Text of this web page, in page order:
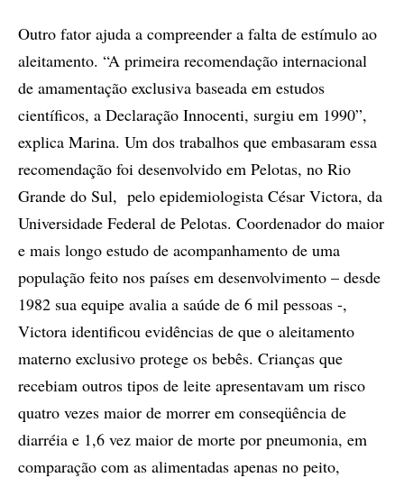
Outro fator ajuda a compreender a falta de estímulo ao
aleitamento. “A primeira recomendação internacional
de amamentação exclusiva baseada em estudos
científicos, a Declaração Innocenti, surgiu em 1990”,
explica Marina. Um dos trabalhos que embasaram essa
recomendação foi desenvolvido em Pelotas, no Rio
Grande do Sul, pelo epidemiologista César Victora, da
Universidade Federal de Pelotas. Coordenador do maior
e mais longo estudo de acompanhamento de uma
população feito nos países em desenvolvimento – desde
1982 sua equipe avalia a saúde de 6 mil pessoas -,
Victora identificou evidências de que o aleitamento
materno exclusivo protege os bebês. Crianças que
recebiam outros tipos de leite apresentavam um risco
quatro vezes maior de morrer em conseqüência de
diarréia e 1,6 vez maior de morte por pneumonia, em
comparação com as alimentadas apenas no peito,